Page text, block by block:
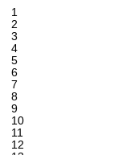
1
2
3
4
5
6
7
8
9
10
11
12